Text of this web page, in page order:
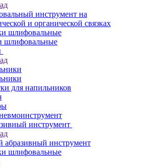
инструмент на
и органической связках
шлифовальные
шлифовальные
для напильников
инструмент
абразивный инструмент
шлифовальные